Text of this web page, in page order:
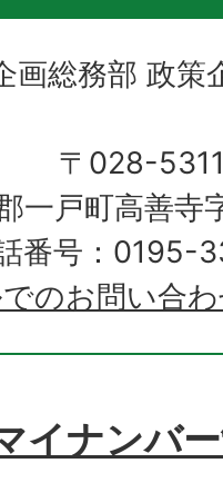
画総務部 政策
〒028-
一戸町高善寺
番号：0195-
のお問い合
イナンバ